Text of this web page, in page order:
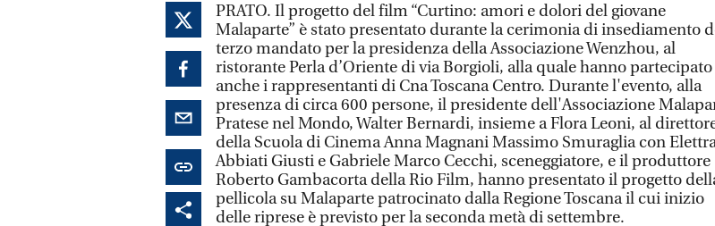
PRATO. Il progetto del film “Curtino: amori e dolori del giovane
Malaparte” è stato presentato durante la cerimonia di insediamento
terzo mandato per la presidenza della Associazione Wenzhou, al
ristorante Perla d’Oriente di via Borgioli, alla quale hanno partecipato
anche i rappresentanti di Cna Toscana Centro. Durante l'evento, alla
presenza di circa 600 persone, il presidente dell'Associazione
Pratese nel Mondo, Walter Bernardi, insieme a Flora Leoni, al
della Scuola di Cinema Anna Magnani Massimo Smuraglia con
Abbiati Giusti e Gabriele Marco Cecchi, sceneggiatore, e il produttore
Roberto Gambacorta della Rio Film, hanno presentato il progetto
pellicola su Malaparte patrocinato dalla Regione Toscana il cui inizio
delle riprese è previsto per la seconda metà di settembre.